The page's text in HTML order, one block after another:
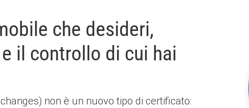
che desideri,
il controllo di cui hai
non è un nuovo tipo di certificato: